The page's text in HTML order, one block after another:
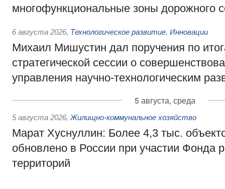
многофункциональные зоны дорожного
6 августа 2026, Технологическое развитие. Инновации
Михаил Мишустин дал поручения по
стратегической сессии о
управления научно-технологическим
5 августа, среда
5 августа 2026, Жилищно-коммунальное хозяйство
Марат Хуснуллин: Более 4,3 тыс.
обновлено в России при участии Фонда
территорий